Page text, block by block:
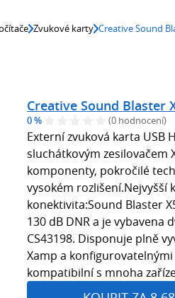
Zvukové karty Creative Sound
Creative Sound Blaster
0 % (0 hodnocení)
Externí zvuková karta USB
sluchátkovým zesilovačem
komponenty, pokročilé
vysokém rozlišení.Nejvyšší
konektivita:Sound Blaster
130 dB DNR a je vybavena
CS43198. Disponuje plně
Xamp a konfigurovatelnými
kompatibilní s mnoha